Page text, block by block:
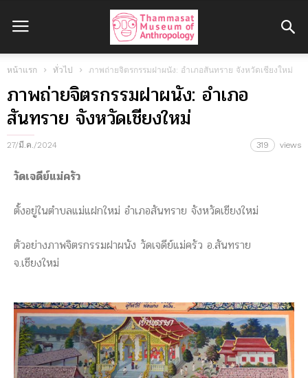
หน้าแรก ทั่วไป ภาพถ่ายจิตรกรรมฝาผนัง: อำเภอสันทราย จังหวัดเชียงใหม่
ภาพถ่ายจิตรกรรมฝาผนัง: อำเภอ
สันทราย จังหวัดเชียงใหม่
27/มี.ค./2024 319 views
วัดเจดีย์แม่ครัว
ตั้งอยู่ในตำบลแม่แฝกใหม่ อำเภอสันทราย จังหวัดเชียงใหม่
ตัวอย่างภาพจิตรกรรมฝาผนัง วัดเจดีย์แม่ครัว อ.สันทราย
จ.เชียงใหม่